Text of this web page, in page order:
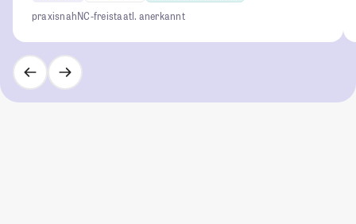
praxisnahNC-freistaatl. anerkannt